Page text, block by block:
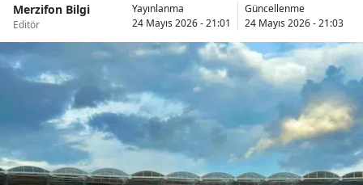
Merzifon Bilgi
Editör
Yayınlanma
24 Mayıs 2026 - 21:01
Güncellenme
24 Mayıs 2026 - 21:03